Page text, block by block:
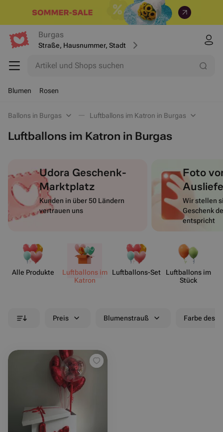
Burgas
Straße, Hausnummer, Stadt
Artikel und Shops suchen
Blumen Rosen
Ballons in Burgas Luftballons im Katron in Burgas
Luftballons im Katron in Burgas
Udora Geschenk-
Marktplatz
Kunden in über 50 Ländern
vertrauen uns
Foto
Wir stellen
Geschenk
entspricht
Alle Produkte
Luftb​allons im
Katron
Luftballo​ns-Set
Luftb​allons im
Stück
Preis Blumenstrauß Farbe des